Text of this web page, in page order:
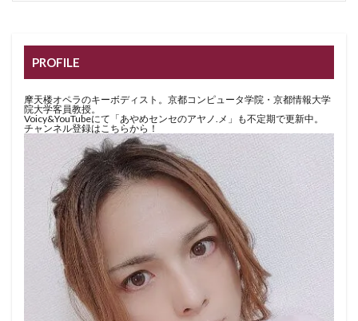
PROFILE
摩天楼オペラのキーボディスト。京都コンピュータ学院・京都情報大学
院大学客員教授。
Voicy&YouTubeにて「あやめセンセのアヤノ.メ」も不定期で更新中。
チャンネル登録はこちらから！